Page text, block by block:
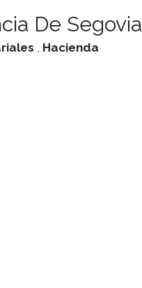
De Segovia
, Hacienda